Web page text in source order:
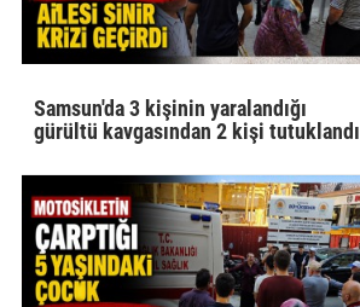
Samsun'da 3 kişinin yaralandığı
gürültü kavgasından 2 kişi tutuklandı